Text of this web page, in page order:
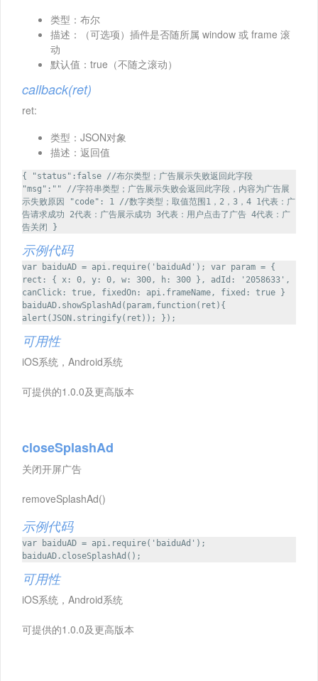
类型：布尔
描述：（可选项）插件是否随所属 window 或 frame 滚
动
默认值：true（不随之滚动）
callback(ret)
ret:
类型：JSON对象
描述：返回值
{ "status":false //布尔类型；广告展示失败返回此字段
"msg":"" //字符串类型；广告展示失败会返回此字段，内容为广告展
示失败原因 "code": 1 //数字类型；取值范围1，2，3，4 1代表：广
告请求成功 2代表：广告展示成功 3代表：用户点击了广告 4代表：广
告关闭 }
示例代码
var baiduAD = api.require('baiduAd'); var param = {
rect: { x: 0, y: 0, w: 300, h: 300 }, adId: '2058633',
canClick: true, fixedOn: api.frameName, fixed: true }
baiduAD.showSplashAd(param,function(ret){
alert(JSON.stringify(ret)); });
可用性
iOS系统，Android系统
可提供的1.0.0及更高版本
closeSplashAd
关闭开屏广告
removeSplashAd()
示例代码
var baiduAD = api.require('baiduAd');
baiduAD.closeSplashAd();
可用性
iOS系统，Android系统
可提供的1.0.0及更高版本